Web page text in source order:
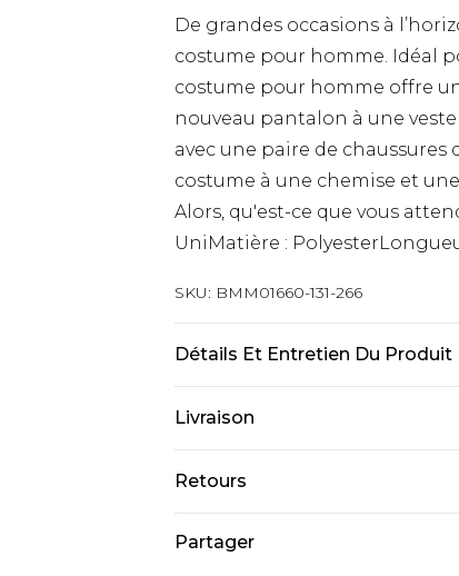
De grandes occasions à
costume pour homme. Idéal
costume pour homme offre
nouveau pantalon à une
avec une paire de chaussures
costume à une chemise et
Alors, qu'est-ce que vous
UniMatière :
SKU: BMM01660-131-266
Détails Et Entretien Du Produit
Livraison
Livraison standard France
Livraison expresse France
Retours
nous retourner un article.
Partager